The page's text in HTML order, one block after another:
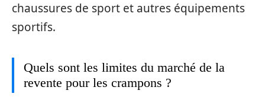
chaussures de sport et autres équipements
sportifs.
Quels sont les limites du marché de la
revente pour les crampons ?